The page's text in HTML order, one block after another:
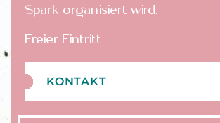
Spark organisiert wird.
Freier Eintritt
KONTAKT